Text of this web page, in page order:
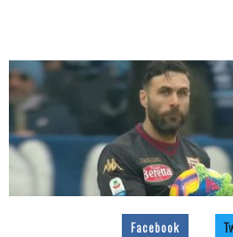
Facebook